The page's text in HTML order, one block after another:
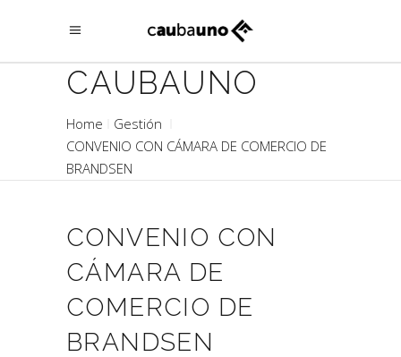
CAUBAUNO
Home
Gestión
CONVENIO CON CÁMARA DE COMERCIO DE
BRANDSEN
CONVENIO CON
CÁMARA DE
COMERCIO DE
BRANDSEN